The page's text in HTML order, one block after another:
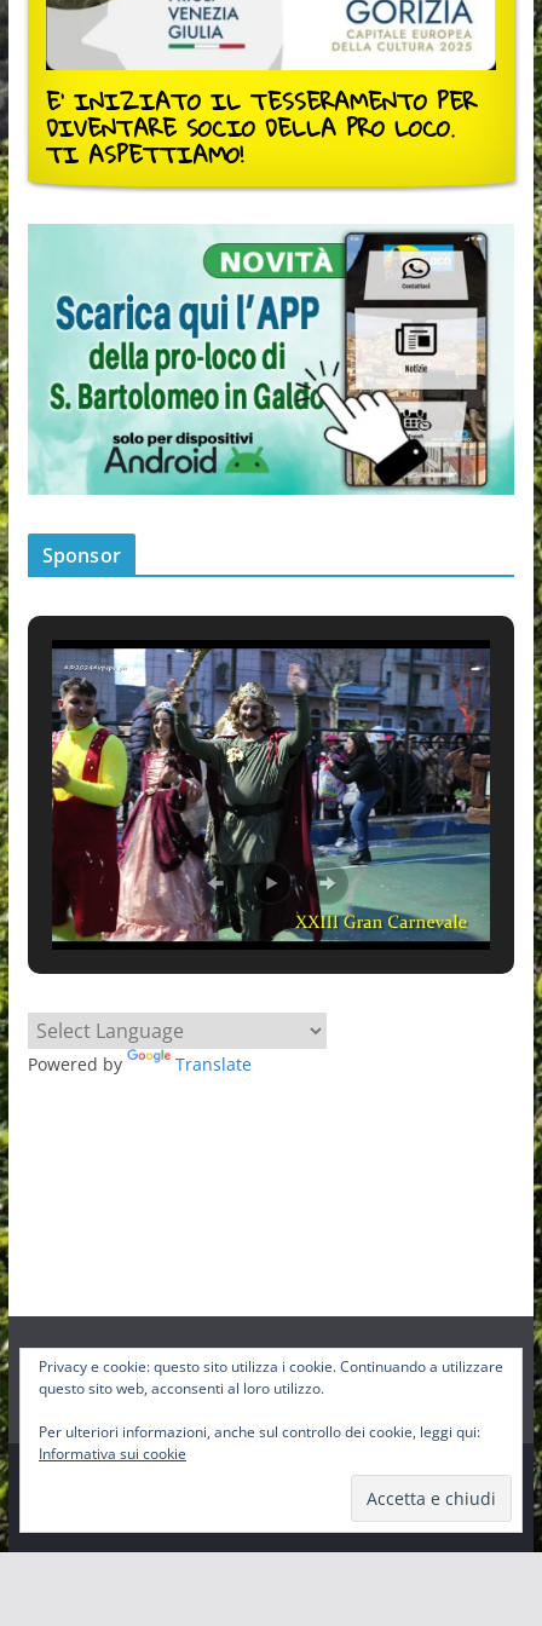
E' INIZIATO IL TESSERAMENTO PER
DIVENTARE SOCIO DELLA PRO LOCO.
TI ASPETTIAMO!
Sponsor
Powered by Translate
Facebook
Instagram
Twitter
. Tutti i diritti riservati.
di ThemeGrill. Powered byWordPress.
Privacy e cookie: questo sito utilizza i cookie. Continuando a utilizzare
questo sito web, acconsenti al loro utilizzo.
Per ulteriori informazioni, anche sul controllo dei cookie, leggi qui:
Informativa sui cookie